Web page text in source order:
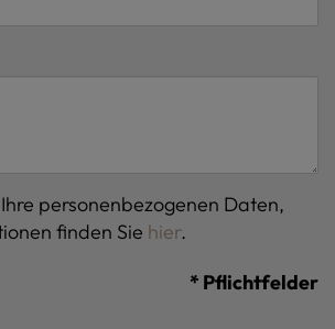
personenbezogenen Daten,
finden Sie hier.
* Pflichtfelder